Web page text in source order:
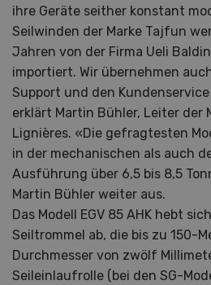
ihre Geräte seither konstant
Seilwinden der Marke Tajfun
Jahren von der Firma Ueli
importiert. Wir übernehmen
Support und den
erklärt Martin Bühler, Leiter der
Lignières. «Die gefragtesten
in der mechanischen als auch
Ausführung über 6,5 bis 8,5
Martin Bühler weiter aus.
Das Modell EGV 85 AHK hebt
Seiltrommel ab, die bis zu 150-
Durchmesser von zwölf
Seileinlaufrolle (bei den SG-